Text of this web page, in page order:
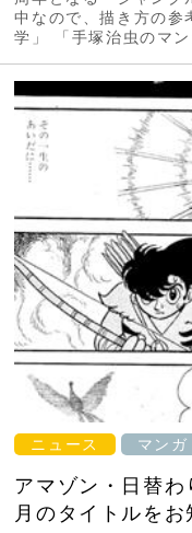
中なので、描き方の参
学」 「手塚治虫のマ
ニュース マンガ
アマゾン・日替
月のタイトルをお